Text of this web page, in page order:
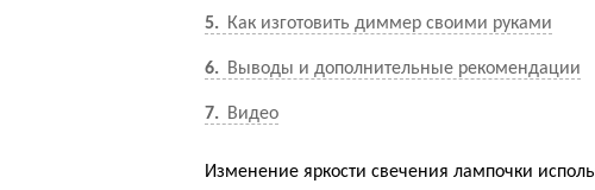
5 Как изготовить диммер своими руками
6 Выводы и дополнительные рекомендации
7 Видео
Изменение яркости свечения лампочки